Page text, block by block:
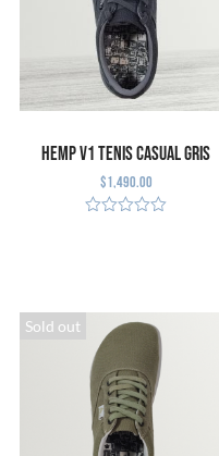
Hemp V1 Tenis Casual GRIS
$1,490.00
Sold out